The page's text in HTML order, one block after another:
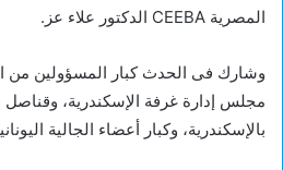
المصرية CEEBA الدكتور علاء عز.
وشارك فى الحدث كبار المسؤولين من
مجلس إدارة غرفة الإسكندرية، وقناصل
بالإسكندرية، وكبار أعضاء الجالية